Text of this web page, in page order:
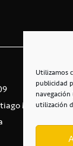
Utilizamos
publicidad
utilización
Martín